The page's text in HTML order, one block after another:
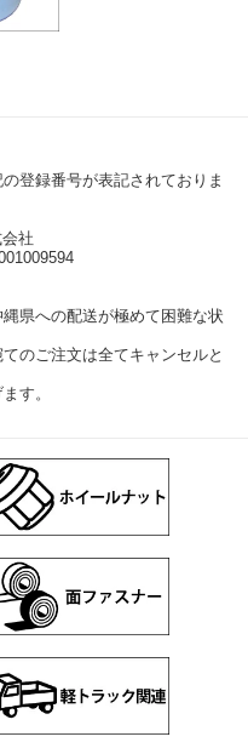
登録番号が表記されておりま
社
県への配送が極めて困難な状
のご注文は全てキャンセルと
す。